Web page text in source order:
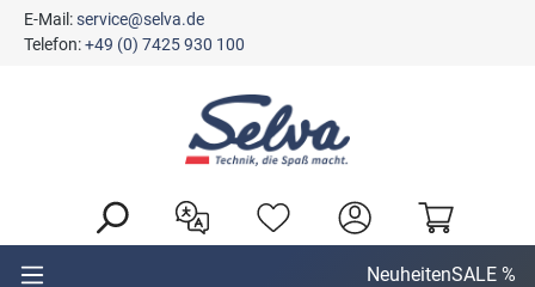
springen
E-Mail:service@selva.de
Telefon:+49 (0) 7425 930 100
NeuheitenSALE %